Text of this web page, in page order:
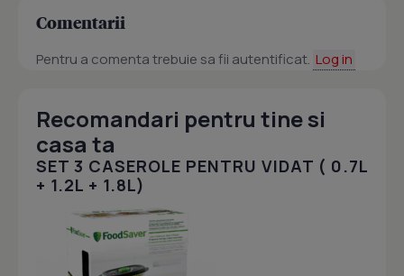
Comentarii
Pentru a comenta trebuie sa fii autentificat. Log in
Recomandari pentru tine si
casa ta
SET 3 CASEROLE PENTRU VIDAT ( 0.7L
+ 1.2L + 1.8L)